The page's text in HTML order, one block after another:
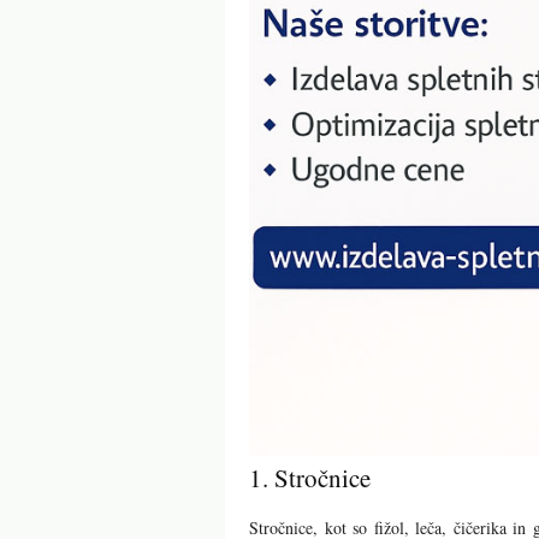
1. Stročnice
Stročnice, kot so fižol, leča, čičerika in